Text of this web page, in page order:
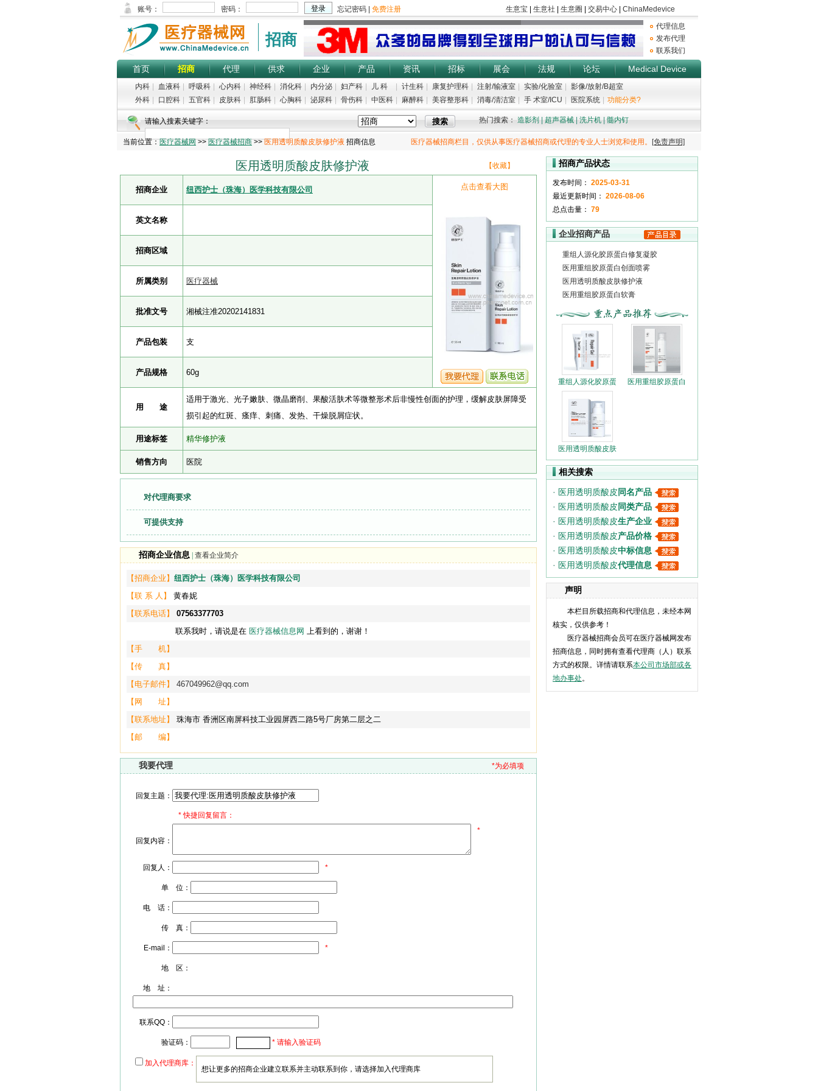
招商
代理信息
发布代理
联系我们
首页 招商 代理 供求 企业 产品 资讯 招标 展会 法规 论坛 Medical Device
内科 血液科 呼吸科 心内科 神经科 消化科 内分泌 妇产科 儿 科 计生科 康复护理科 注射/输液室 实验/化验室
影像/放射/B超室
外科
口腔科 五官科 皮肤科 肛肠科 心胸科 泌尿科 骨伤科 中医科 麻醉科 美容整形科 消毒/清洁室 手 术室/ICU 医院系统 功能分类?
请输入搜素关键字： 热门搜索： 造影剂 超声器械 洗片机 髓内钉
当前位置：医疗器械网>>医疗器械招商>>医用透明质酸皮肤修护液 招商信息 医疗器械招商栏目，仅供从事医疗器械招商或代理的专业人士浏览和使用。 [免责声明]
医用透明质酸皮肤修护液 【收藏】
招商企业 纽西护士（珠海）医学科技有限公司 点击查看大图
英文名称
招商区域
所属类别 医疗器械
批准文号 湘械注准20202141831
产品包装 支
产品规格 60g
用 途
适用于激光、光子嫩肤、微晶磨削、果酸活肤术等微整形术后非慢性创面的护理，缓解皮肤屏障受
损引起的红斑、瘙痒、刺痛、发热、干燥脱屑症状。
用途标签 精华修护液
销售方向 医院
对代理商要求
可提供支持
招商企业信息 查看企业简介
【招商企业】 纽西护士（珠海）医学科技有限公司
【联 系 人】
黄春妮
【联系电话】
07563377703
联系我时，请说是在 医疗器械信息网 上看到的，谢谢！
【手 机】
【传 真】
【电子邮件】
467049962@qq.com
【网 址】
【联系地址】
珠海市 香洲区南屏科技工业园屏西二路5号厂房第二层之二
【邮 编】
我要代理 *为必填项
回复主题：
*快捷回复留言：
回复内容：
*
回复人： *
单 位：
电 话：
传 真：
E-mail： *
地 区：
地 址：
联系QQ：
验证码： * 请输入验证码
加入代理商库：
想让更多的招商企业建立联系并主动联系到你，请选择加入代理商库
招商产品状态
发布时间： 2025-03-31
最近更新时间： 2026-08-06
总点击量： 79
企业招商产品
重组人源化胶原蛋白修复凝胶
医用重组胶原蛋白创面喷雾
医用透明质酸皮肤修护液
医用重组胶原蛋白软膏
重组人源化胶原蛋 医用重组胶原蛋白
医用透明质酸皮肤
相关搜索
· 医用透明质酸皮同名产品
· 医用透明质酸皮同类产品
· 医用透明质酸皮生产企业
· 医用透明质酸皮产品价格
· 医用透明质酸皮中标信息
· 医用透明质酸皮代理信息
声明
本栏目所载招商和代理信息，未经本网
核实，仅供参考！
医疗器械招商会员可在医疗器械网发布
招商信息，同时拥有查看代理商（人）联系
方式的权限。详情请联系本公司市场部或各
地办事处。